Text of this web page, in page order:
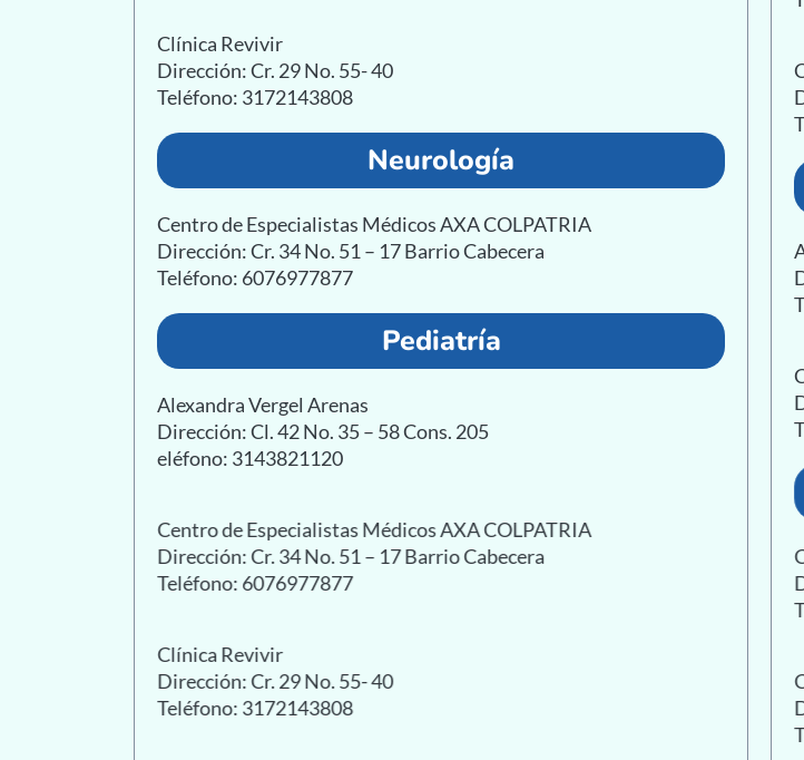
Clínica Revivir
Dirección: Cr. 29 No. 55- 40
Teléfono: 3172143808
Neurología
Centro de Especialistas Médicos AXA COLPATRIA
Dirección: Cr. 34 No. 51 – 17 Barrio Cabecera
Teléfono: 6076977877
Pediatría
Alexandra Vergel Arenas
Dirección: Cl. 42 No. 35 – 58 Cons. 205
eléfono: 3143821120
Centro de Especialistas Médicos AXA COLPATRIA
Dirección: Cr. 34 No. 51 – 17 Barrio Cabecera
Teléfono: 6076977877
Clínica Revivir
Dirección: Cr. 29 No. 55- 40
Teléfono: 3172143808